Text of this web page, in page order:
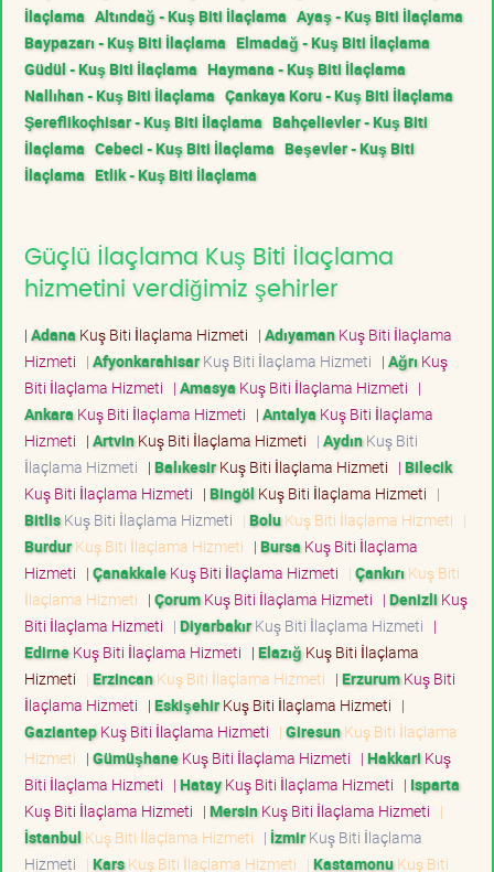
İlaçlama Altındağ - Kuş Biti İlaçlama Ayaş - Kuş Biti İlaçlama
Baypazarı - Kuş Biti İlaçlama Elmadağ - Kuş Biti İlaçlama
Güdül - Kuş Biti İlaçlama Haymana - Kuş Biti İlaçlama
Nallıhan - Kuş Biti İlaçlama Çankaya Koru - Kuş Biti İlaçlama
Şereflikoçhisar - Kuş Biti İlaçlama Bahçelievler - Kuş Biti
İlaçlama Cebeci - Kuş Biti İlaçlama Beşevler - Kuş Biti
İlaçlama Etlik - Kuş Biti İlaçlama
Güçlü İlaçlama Kuş Biti İlaçlama
hizmetini verdiğimiz şehirler
| Adana Kuş Biti İlaçlama Hizmeti | AdıyamanKuş Biti İlaçlama
Hizmeti | AfyonkarahisarKuş Biti İlaçlama Hizmeti | Ağrı Kuş
Biti İlaçlama Hizmeti | Amasya Kuş Biti İlaçlama Hizmeti |
Ankara Kuş Biti İlaçlama Hizmeti | Antalya Kuş Biti İlaçlama
Hizmeti | ArtvinKuş Biti İlaçlama Hizmeti | AydınKuş Biti
İlaçlama Hizmeti | BalıkesirKuş Biti İlaçlama Hizmeti | Bilecik
Kuş Biti İlaçlama Hizmeti | Bingöl Kuş Biti İlaçlama Hizmeti |
BitlisKuş Biti İlaçlama Hizmeti | BoluKuş Biti İlaçlama Hizmeti |
BurdurKuş Biti İlaçlama Hizmeti | Bursa Kuş Biti İlaçlama
Hizmeti | ÇanakkaleKuş Biti İlaçlama Hizmeti | Çankırı Kuş Biti
İlaçlama Hizmeti | ÇorumKuş Biti İlaçlama Hizmeti | Denizli Kuş
Biti İlaçlama Hizmeti | DiyarbakırKuş Biti İlaçlama Hizmeti |
EdirneKuş Biti İlaçlama Hizmeti | Elazığ Kuş Biti İlaçlama
Hizmeti | ErzincanKuş Biti İlaçlama Hizmeti | ErzurumKuş Biti
İlaçlama Hizmeti | EskişehirKuş Biti İlaçlama Hizmeti |
GaziantepKuş Biti İlaçlama Hizmeti | GiresunKuş Biti İlaçlama
Hizmeti | GümüşhaneKuş Biti İlaçlama Hizmeti | Hakkari Kuş
Biti İlaçlama Hizmeti | HatayKuş Biti İlaçlama Hizmeti | Isparta
Kuş Biti İlaçlama Hizmeti | MersinKuş Biti İlaçlama Hizmeti |
İstanbul Kuş Biti İlaçlama Hizmeti | İzmirKuş Biti İlaçlama
Hizmeti | KarsKuş Biti İlaçlama Hizmeti | KastamonuKuş Biti